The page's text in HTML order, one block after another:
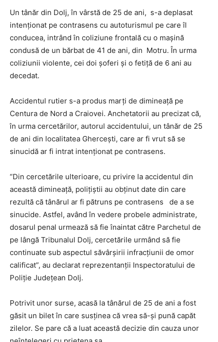
Un tânăr din Dolj, în vârstă de 25 de ani, s-a deplasat
intenționat pe contrasens cu autoturismul pe care îl
conducea, intrând în coliziune frontală cu o mașină
condusă de un bărbat de 41 de ani, din Motru. În urma
coliziunii violente, cei doi șoferi și o fetiță de 6 ani au
decedat.
Accidentul rutier s-a produs marți de dimineață pe
Centura de Nord a Craiovei. Anchetatorii au precizat că,
în urma cercetărilor, autorul accidentului, un tânăr de 25
de ani din localitatea Ghercești, care ar fi vrut să se
sinucidă ar fi intrat intenționat pe contrasens.
“Din cercetările ulterioare, cu privire la accidentul din
această dimineață, polițiștii au obținut date din care
rezultă că tânărul ar fi pătruns pe contrasens de a se
sinucide. Astfel, având în vedere probele administrate,
dosarul penal urmează să fie înaintat către Parchetul de
pe lângă Tribunalul Dolj, cercetările urmând să fie
continuate sub aspectul săvârșirii infracțiunii de omor
calificat”, au declarat reprezentanții Inspectoratului de
Poliție Județean Dolj.
Potrivit unor surse, acasă la tânărul de 25 de ani a fost
găsit un bilet în care susținea că vrea să-și pună capăt
zilelor. Se pare că a luat această decizie din cauza unor